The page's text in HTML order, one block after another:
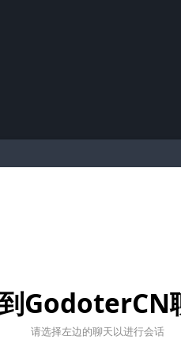
GodoterCN
请选择左边的聊天以进行会话